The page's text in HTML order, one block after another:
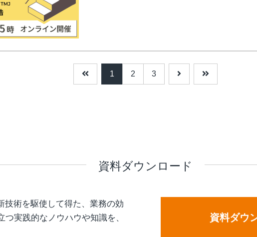
1 2 3
資料ダウンロード
技術を駆使して得た、業務の効
実践的なノウハウや知識を、
資料ダウ